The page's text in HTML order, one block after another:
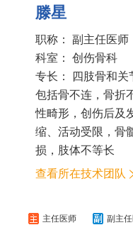
滕星
职称： 副主任医师
科室： 创伤骨科
专长： 四肢骨和关
包括骨不连，骨折
性畸形，创伤后及
缩、活动受限，骨
损，肢体不等长
查看所在技术团队
主任医师 副主